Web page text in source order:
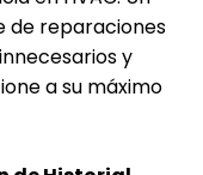
de reparaciones
y
a su máximo